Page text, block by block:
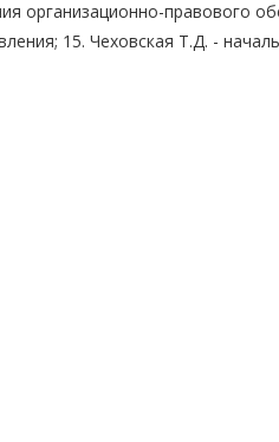
организационно-правового
15. Чеховская Т.Д. -